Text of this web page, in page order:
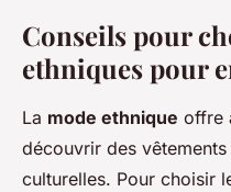
Conseils pour
ethniques pour
La mode ethnique offre
découvrir des
culturelles. Pour choisir